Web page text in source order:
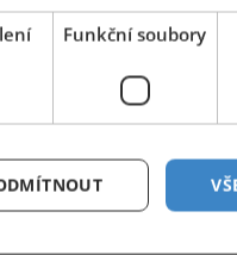
Funkční soubory